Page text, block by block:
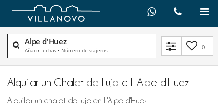
Alpe d'Huez
Añadir fechas • Número de viajeros 0
Alquilar un Chalet de Lujo a L'Alpe d'Huez
Alquilar un chalet de lujo en L'Alpe d'Huez